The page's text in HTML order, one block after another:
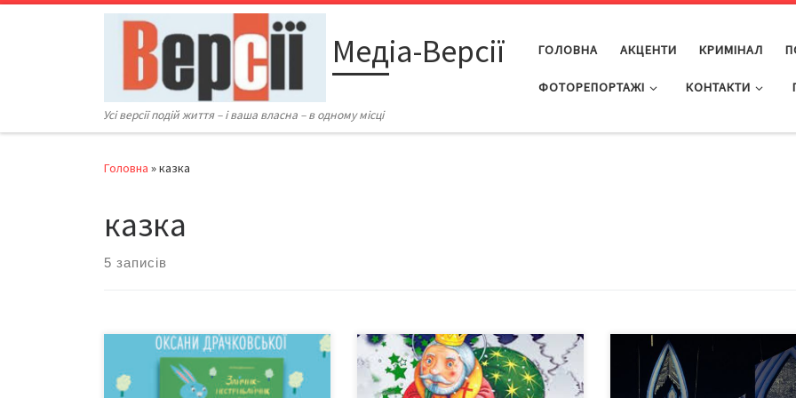
Перейти до вмісту
Медіа-Версії
Усі версії подій життя – і ваша власна – в одному місці
ГОЛОВНА АКЦЕНТИ КРИМІНАЛ
ФОТОРЕПОРТАЖІ КОНТАКТИ
Головна »казка
казка
5 записів
До Днів Міста в Літературному
целанівському центрі
(вул. О. Кобилянської, 51) 5 жовтня
Казковий проект Правда в тому, що
найкращий спосіб зробити дітей
хорошими – це зробити їх
А в муздрамтеатрі –
семеро гномів»
день Святого Миколая в